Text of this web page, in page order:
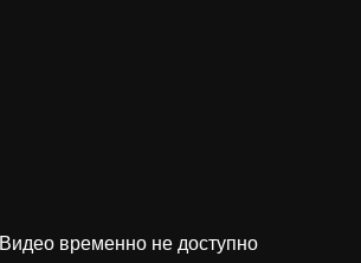
Видео временно не доступно